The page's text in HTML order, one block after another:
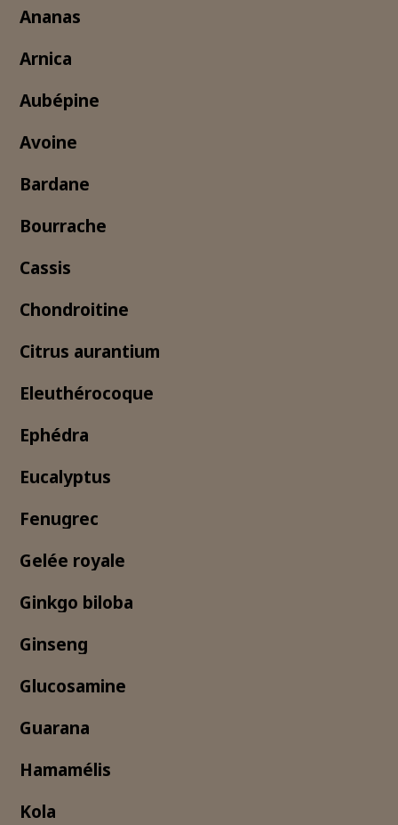
Ananas
Arnica
Aubépine
Avoine
Bardane
Bourrache
Cassis
Chondroitine
Citrus aurantium
Eleuthérocoque
Ephédra
Eucalyptus
Fenugrec
Gelée royale
Ginkgo biloba
Ginseng
Glucosamine
Guarana
Hamamélis
Kola